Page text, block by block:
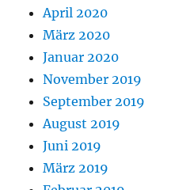
April 2020
März 2020
Januar 2020
November 2019
September 2019
August 2019
Juni 2019
März 2019